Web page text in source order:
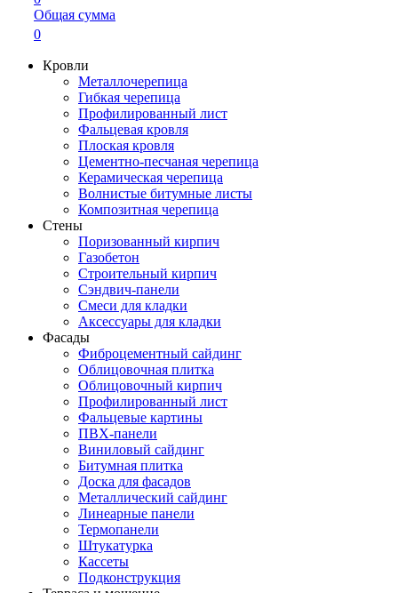
Общая сумма
0
Кровли
Металлочерепица
Гибкая черепица
Профилированный лист
Фальцевая кровля
Плоская кровля
Цементно-песчаная черепица
Керамическая черепица
Волнистые битумные листы
Композитная черепица
Стены
Поризованный кирпич
Газобетон
Строительный кирпич
Сэндвич-панели
Смеси для кладки
Аксессуары для кладки
Фасады
Фиброцементный сайдинг
Облицовочная плитка
Облицовочный кирпич
Профилированный лист
Фальцевые картины
ПВХ-панели
Виниловый сайдинг
Битумная плитка
Доска для фасадов
Металлический сайдинг
Линеарные панели
Термопанели
Штукатурка
Кассеты
Подконструкция